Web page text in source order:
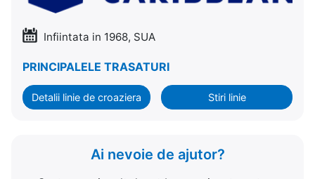
Infiintata in 1968, SUA
PRINCIPALELE TRASATURI
Detalii linie de croaziera Stiri linie
Ai nevoie de ajutor?